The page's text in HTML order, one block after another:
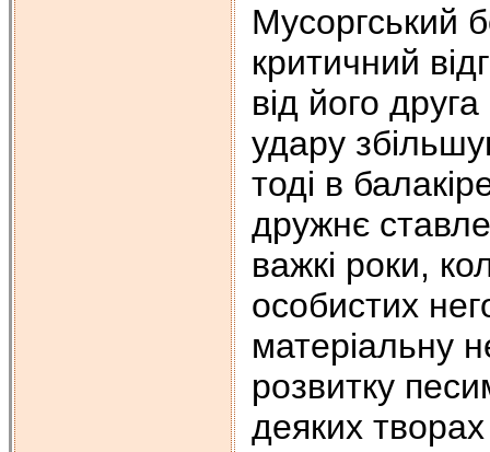
Мусоргський
критичний
від його
удару
тоді в
дружнє
важкі роки,
особистих
матеріальну
розвитку
деяких